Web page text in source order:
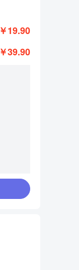
￥19.90
￥39.90